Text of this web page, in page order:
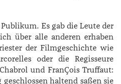
Es gab die Leute der
über alle anderen erhaben
der Filmgeschichte wie
oder die Regisseure
und ­FranÇois ­Truffaut:
haltend saßen sie